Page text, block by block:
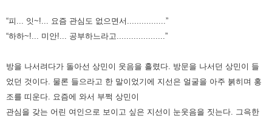
“피... 잇~!... 요즘 관심도 없으면서................”
“하하~!... 미안!... 공부하느라고....................”
방을 나서려다가 돌아선 상민이 웃음을 흘렸다. 방문을 나서던 상민이 들
었던 것이다. 물론 들으라고 한 말이었기에 지선은 얼굴을 아주 붉히며 홍
조를 띠운다. 요즘에 와서 부쩍 상민이
관심을 갖는 어린 여인으로 보이고 싶은 지선이 눈웃음을 짓는다.
그윽한